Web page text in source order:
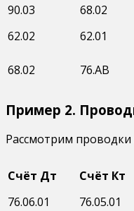
90.03
68.02
62.02
62.01
68.02
76.АВ
Пример 2.
Рассмотрим проводки
Счёт Дт Счёт Кт
76.06.01
76.05.01